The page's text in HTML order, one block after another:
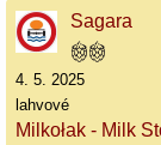
Sagara
4. 5. 2025
lahvové
Milkołak - Milk